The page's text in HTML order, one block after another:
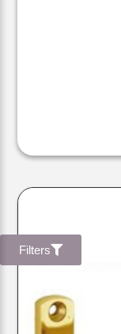
Filters